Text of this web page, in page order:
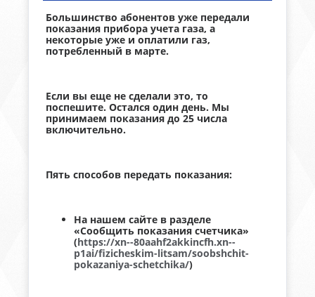
Большинство абонентов уже передали
показания прибора учета газа, а
некоторые уже и оплатили газ,
потребленный в марте.
Если вы еще не сделали это, то
поспешите. Остался один день. Мы
принимаем показания до 25 числа
включительно.
Пять способов передать показания:
На нашем сайте в разделе
«Сообщить показания счетчика»
(https://xn--80aahf2akkincfh.xn--
p1ai/fizicheskim-litsam/soobshchit-
pokazaniya-schetchika/)